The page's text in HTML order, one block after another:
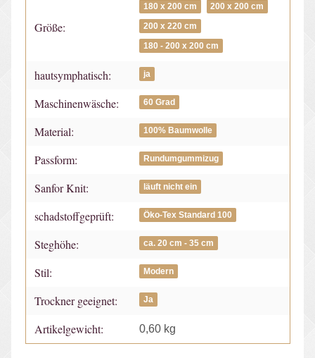
Größe:
180 x 200 cm
200 x 200 cm
200 x 220 cm
180 - 200 x 200 cm
hautsymphatisch: ja
Maschinenwäsche: 60 Grad
Material: 100% Baumwolle
Passform: Rundumgummizug
Sanfor Knit: läuft nicht ein
schadstoffgeprüft: Öko-Tex Standard 100
Steghöhe: ca. 20 cm - 35 cm
Stil: Modern
Trockner geeignet: Ja
Artikelgewicht: 0,60 kg